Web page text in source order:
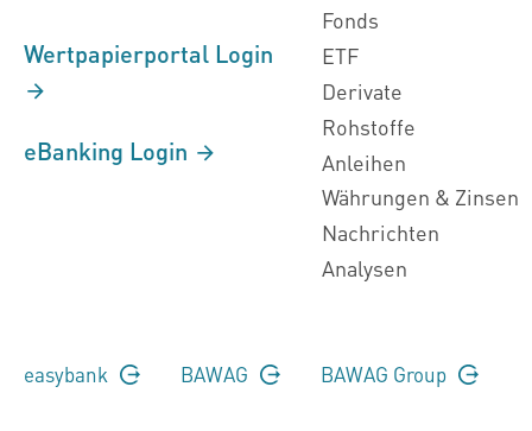
Wertpapierportal Login
eBanking Login
Fonds
ETF
Derivate
Rohstoffe
Anleihen
Währungen & Zinsen
Nachrichten
Analysen
easybank BAWAG BAWAG Group